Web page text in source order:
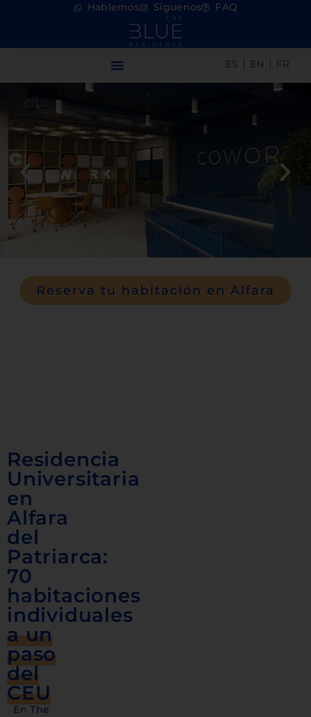
Hablemos Síguenos FAQ
ES EN FR
Reserva tu habitación en Alfara
Residencia
Universitaria
en
Alfara
del
Patriarca:
70
habitaciones
individuales
a un
paso
del
CEU
En The